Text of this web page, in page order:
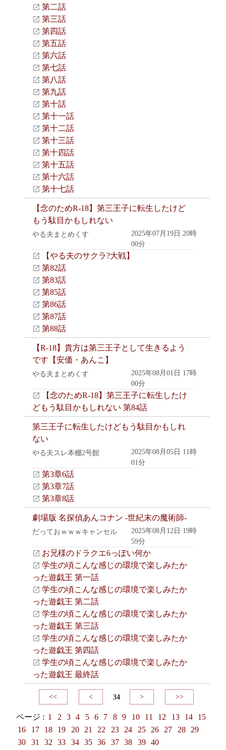
第二話
第三話
第四話
第五話
第六話
第七話
第八話
第九話
第十話
第十一話
第十二話
第十三話
第十四話
第十五話
第十六話
第十七話
【念のためR-18】第三王子に転生したけど
もう駄目かもしれない
やる夫まとめくす
2025年07月19日 20時
00分
【やる夫のサクラ?大戦】
第82話
第83話
第85話
第86話
第87話
第88話
【R-18】貴方は第三王子として生きるよう
です【安価・あんこ】
やる夫まとめくす
2025年08月01日 17時
00分
【念のためR-18】第三王子に転生したけ
どもう駄目かもしれない 第84話
第三王子に転生したけどもう駄目かもしれ
ない
やる夫スレ本棚2号館
2025年08月05日 11時
01分
第3章6話
第3章7話
第3章8話
劇場版 名探偵あんコナン -世紀末の魔術師-
だっておｗｗｗキャンセル
2025年08月12日 19時
59分
お兄様のドラクエ6っぽい何か
学生の頃こんな感じの環境で楽しみたか
った遊戯王 第一話
学生の頃こんな感じの環境で楽しみたか
った遊戯王 第二話
学生の頃こんな感じの環境で楽しみたか
った遊戯王 第三話
学生の頃こんな感じの環境で楽しみたか
った遊戯王 第四話
学生の頃こんな感じの環境で楽しみたか
った遊戯王 最終話
<< < 34 > >>
ページ : 1 2 3 4 5 6 7 8 9 10 11 12 13 14
15
16
17 18 19 20 21 22 23 24 25 26 27 28
29
30
31 32 33 34 35 36 37 38 39 40